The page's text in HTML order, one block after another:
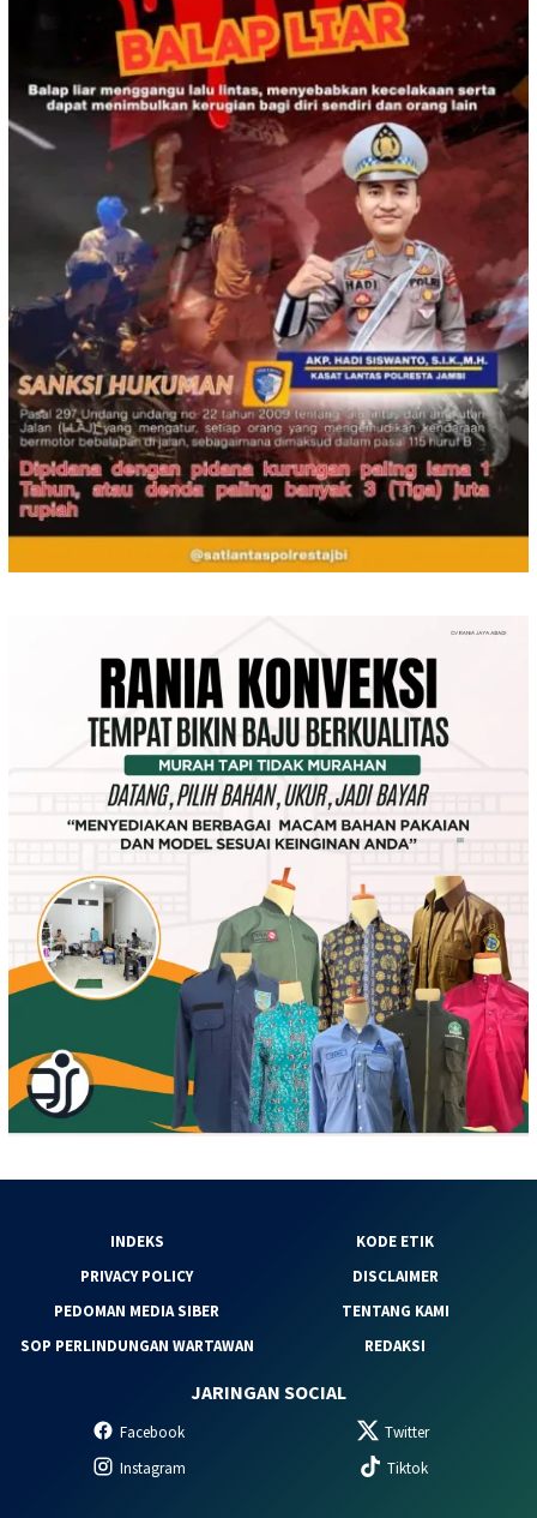
INDEKS
KODE ETIK
PRIVACY POLICY
DISCLAIMER
PEDOMAN MEDIA SIBER
TENTANG KAMI
SOP PERLINDUNGAN WARTAWAN
REDAKSI
JARINGAN SOCIAL
Facebook
Twitter
Instagram
Tiktok